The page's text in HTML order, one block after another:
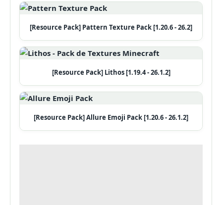
[Resource Pack] Pattern Texture Pack [1.20.6 - 26.2]
[Resource Pack] Lithos [1.19.4 - 26.1.2]
[Resource Pack] Allure Emoji Pack [1.20.6 - 26.1.2]